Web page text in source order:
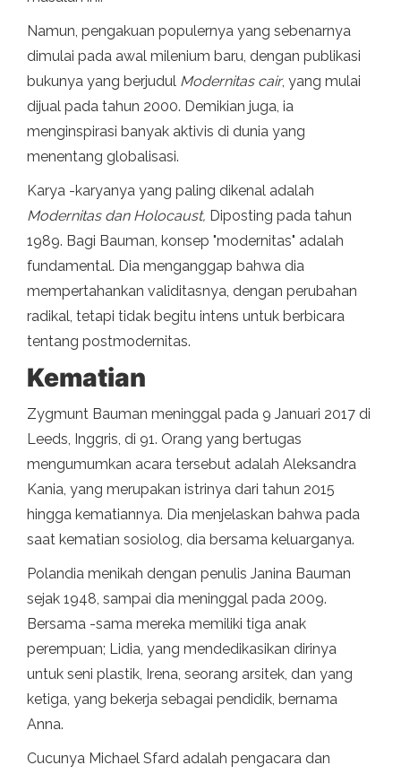
Namun, pengakuan populernya yang sebenarnya
dimulai pada awal milenium baru, dengan publikasi
bukunya yang berjudul Modernitas cair, yang mulai
dijual pada tahun 2000. Demikian juga, ia
menginspirasi banyak aktivis di dunia yang
menentang globalisasi.
Karya -karyanya yang paling dikenal adalah
Modernitas dan Holocaust, Diposting pada tahun
1989. Bagi Bauman, konsep "modernitas" adalah
fundamental. Dia menganggap bahwa dia
mempertahankan validitasnya, dengan perubahan
radikal, tetapi tidak begitu intens untuk berbicara
tentang postmodernitas.
Kematian
Zygmunt Bauman meninggal pada 9 Januari 2017 di
Leeds, Inggris, di 91. Orang yang bertugas
mengumumkan acara tersebut adalah Aleksandra
Kania, yang merupakan istrinya dari tahun 2015
hingga kematiannya. Dia menjelaskan bahwa pada
saat kematian sosiolog, dia bersama keluarganya.
Polandia menikah dengan penulis Janina Bauman
sejak 1948, sampai dia meninggal pada 2009.
Bersama -sama mereka memiliki tiga anak
perempuan; Lidia, yang mendedikasikan dirinya
untuk seni plastik, Irena, seorang arsitek, dan yang
ketiga, yang bekerja sebagai pendidik, bernama
Anna.
Cucunya Michael Sfard adalah pengacara dan